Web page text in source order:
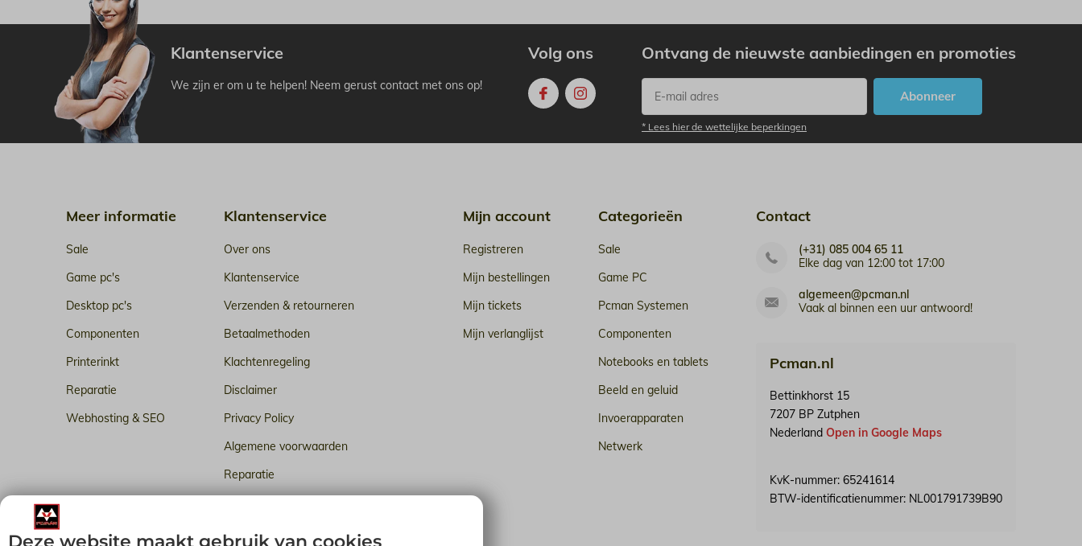
Klantenservice
We zijn er om u te helpen! Neem gerust contact met ons op!
Volg ons Ontvang de nieuwste aanbiedingen en promoties
Abonneer
* Lees hier de wettelijke beperkingen
Meer informatie
Sale
Game pc's
Desktop pc's
Componenten
Printerinkt
Reparatie
Webhosting & SEO
Klantenservice
Over ons
Klantenservice
Verzenden & retourneren
Betaalmethoden
Klachtenregeling
Disclaimer
Privacy Policy
Algemene voorwaarden
Reparatie
Mijn account
Registreren
Mijn bestellingen
Mijn tickets
Mijn verlanglijst
Categorieën
Sale
Game PC
Pcman Systemen
Componenten
Notebooks en tablets
Beeld en geluid
Invoerapparaten
Netwerk
Contact
(+31) 085 004 65 11
Elke dag van 12:00 tot 17:00
algemeen@pcman.nl
Vaak al binnen een uur antwoord!
Pcman.nl
Bettinkhorst 15
7207 BP Zutphen
Nederland Open in Google Maps
KvK-nummer: 65241614
BTW-identificatienummer: NL001791739B90
Deze website maakt gebruik van cookies